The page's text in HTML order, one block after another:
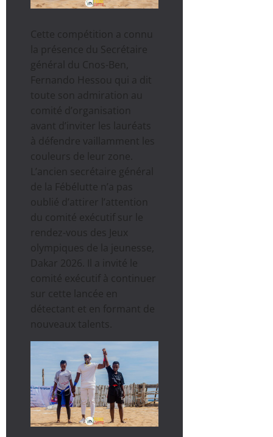
Cette compétition a connu
la présence du Secrétaire
général du Cnos-Ben,
Fernando Hessou qui a dit
toute son admiration au
comité d’organisation
avant d’inviter les lauréats
à défendre vaillamment les
couleurs de leur zone.
L’ancien secrétaire général
de la Fébélutte n’a pas
oublié d’attirer l’attention
du comité exécutif sur le
rendez-vous des Jeux
olympiques de la jeunesse,
Dakar 2026. Il a invité le
comité exécutif à continuer
sur cette lancée en
détectant et en formant de
nouveaux talents.